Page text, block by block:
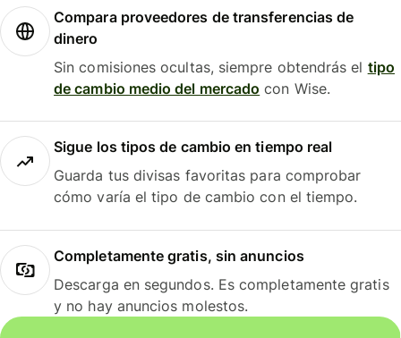
Compara proveedores de transferencias de
dinero
Sin comisiones ocultas, siempre obtendrás el tipo
de cambio medio del mercado con Wise.
Sigue los tipos de cambio en tiempo real
Guarda tus divisas favoritas para comprobar
cómo varía el tipo de cambio con el tiempo.
Completamente gratis, sin anuncios
Descarga en segundos. Es completamente gratis
y no hay anuncios molestos.